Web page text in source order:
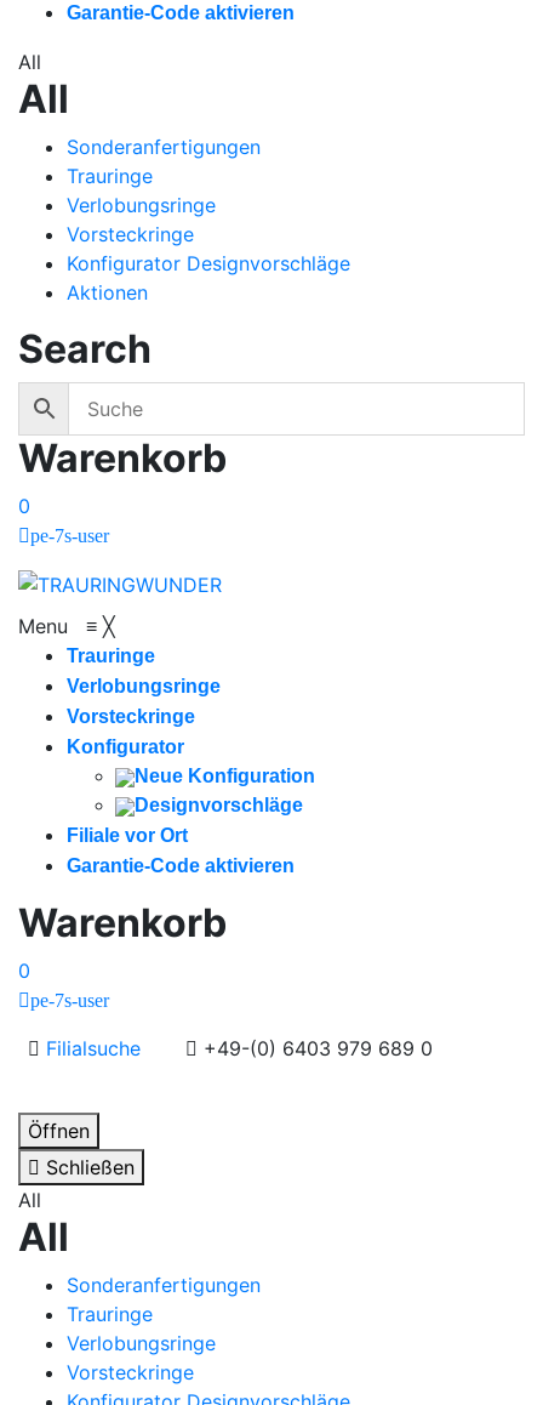
Garantie-Code aktivieren
All
All
Sonderanfertigungen
Trauringe
Verlobungsringe
Vorsteckringe
Konfigurator Designvorschläge
Aktionen
Search
Warenkorb
0
pe-7s-user
Menu ≡ ╳
Trauringe
Verlobungsringe
Vorsteckringe
Konfigurator
Neue Konfiguration
Designvorschläge
Filiale vor Ort
Garantie-Code aktivieren
Warenkorb
0
pe-7s-user
Filialsuche +49-(0) 6403 979 689 0
Öffnen
Schließen
All
All
Sonderanfertigungen
Trauringe
Verlobungsringe
Vorsteckringe